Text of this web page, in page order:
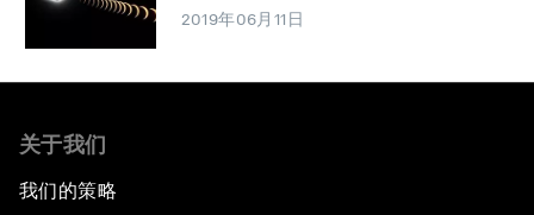
2019年06月11日
关于我们
我们的策略